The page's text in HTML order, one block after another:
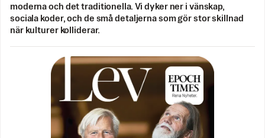
moderna och det traditionella. Vi dyker ner i vänskap,
sociala koder, och de små detaljerna som gör stor skillnad
när kulturer kolliderar.